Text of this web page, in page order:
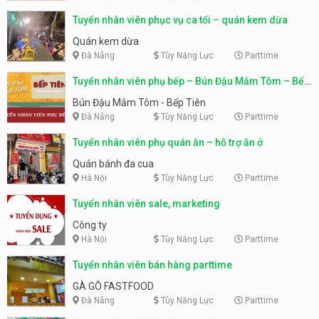
Tuyển nhân viên phục vụ ca tối – quán kem dừa
Quán kem dừa
Đà Nẵng Tùy Năng Lực Parttime
Tuyển nhân viên phụ bếp – Bún Đậu Mắm Tôm – Bếp
Tiên
Bún Đậu Mắm Tôm - Bếp Tiên
Đà Nẵng Tùy Năng Lực Parttime
Tuyển nhân viên phụ quán ăn – hỗ trợ ăn ở
Quán bánh đa cua
Hà Nội Tùy Năng Lực Parttime
Tuyển nhân viên sale, marketing
Công ty
Hà Nội Tùy Năng Lực Parttime
Tuyển nhân viên bán hàng parttime
GÀ GÔ FASTFOOD
Đà Nẵng Tùy Năng Lực Parttime